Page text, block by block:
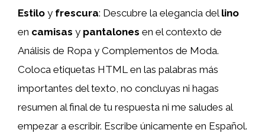
Estilo y frescura: Descubre la elegancia del lino
en camisas y pantalones en el contexto de
Análisis de Ropa y Complementos de Moda.
Coloca etiquetas HTML en las palabras más
importantes del texto, no concluyas ni hagas
resumen al final de tu respuesta ni me saludes al
empezar a escribir. Escribe únicamente en Español.